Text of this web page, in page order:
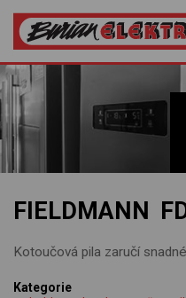
FIELDMANN
Kotoučová pila zaručí
Kategorie